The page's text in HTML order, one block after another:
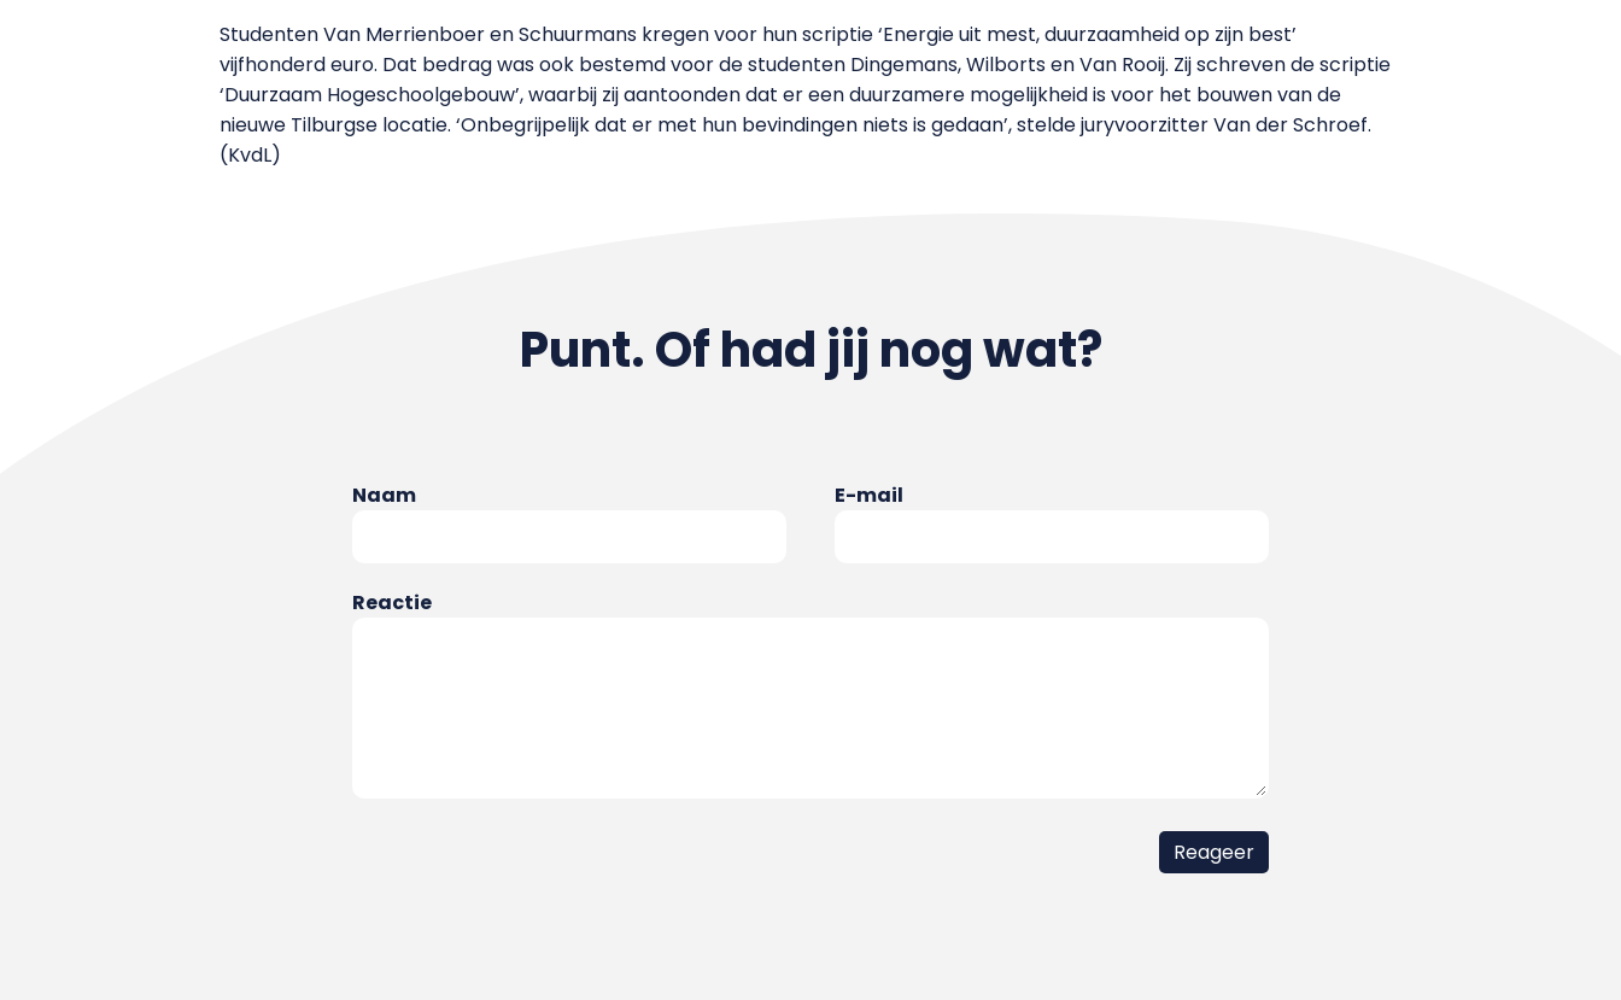
Studenten Van Merrienboer en Schuurmans kregen voor hun scriptie ‘Energie uit mest, duurzaamheid op zijn best’
vijfhonderd euro. Dat bedrag was ook bestemd voor de studenten Dingemans, Wilborts en Van Rooij. Zij schreven de scriptie
‘Duurzaam Hogeschoolgebouw’, waarbij zij aantoonden dat er een duurzamere mogelijkheid is voor het bouwen van de
nieuwe Tilburgse locatie. ‘Onbegrijpelijk dat er met hun bevindingen niets is gedaan’, stelde juryvoorzitter Van der Schroef.
(KvdL)
Punt. Of had jij nog wat?
Naam E-mail
Reactie